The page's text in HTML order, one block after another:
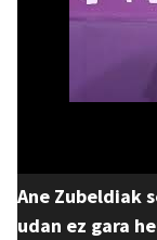
Ane Zubeldiak
udan ez gara